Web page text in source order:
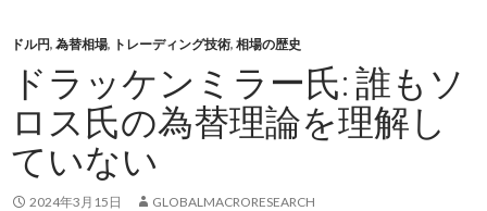
ドル円, 為替相場, トレーディング技術, 相場の歴史
ドラッケンミラー氏: 誰もソ
ロス氏の為替理論を理解し
ていない
2024年3月15日 GLOBALMACRORESEARCH